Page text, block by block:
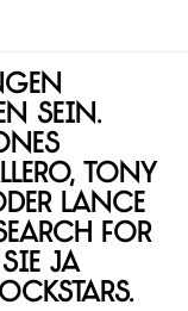
sein.
Tony
Lance
for
ja